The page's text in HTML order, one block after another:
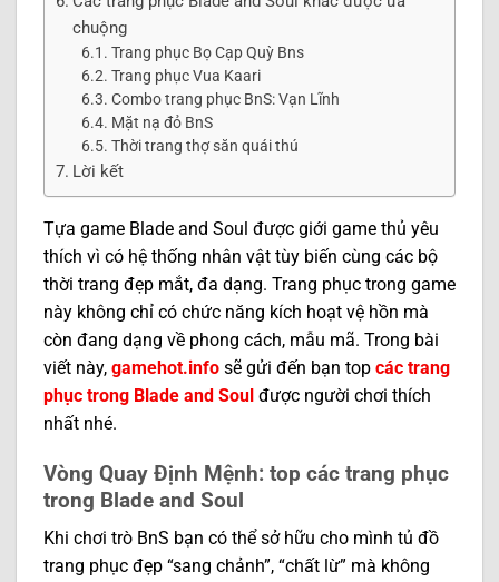
chuộng
Trang phục Bọ Cạp Quỳ Bns
Trang phục Vua Kaari
Combo trang phục BnS: Vạn Lĩnh
Mặt nạ đỏ BnS
Thời trang thợ săn quái thú
Lời kết
Tựa game Blade and Soul được giới game thủ yêu
thích vì có hệ thống nhân vật tùy biến cùng các bộ
thời trang đẹp mắt, đa dạng. Trang phục trong game
này không chỉ có chức năng kích hoạt vệ hồn mà
còn đang dạng về phong cách, mẫu mã. Trong bài
viết này, gamehot.info sẽ gửi đến bạn top các trang
phục trong Blade and Soul được người chơi thích
nhất nhé.
Vòng Quay Định Mệnh: top các trang phục
trong Blade and Soul
Khi chơi trò BnS bạn có thể sở hữu cho mình tủ đồ
trang phục đẹp “sang chảnh”, “chất lừ” mà không